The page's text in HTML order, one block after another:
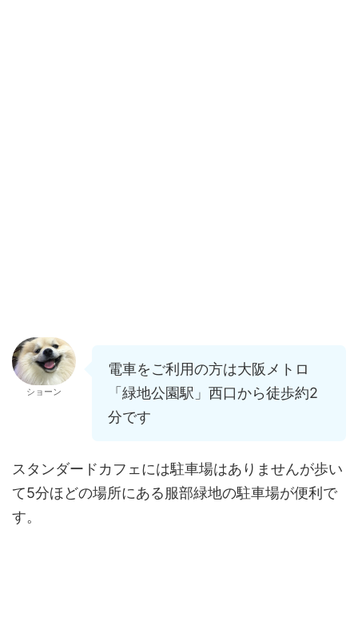
ショーン
電車をご利用の方は大阪メトロ
「緑地公園駅」西口から徒歩約2
分です
スタンダードカフェには駐車場はありませんが歩い
て5分ほどの場所にある服部緑地の駐車場が便利で
す。